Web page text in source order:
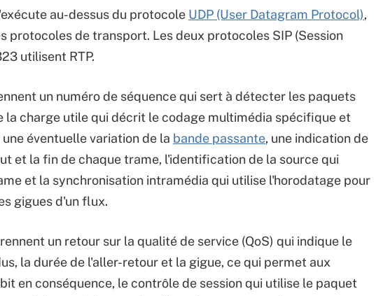
au-dessus du protocole UDP (User Datagram Protocol),
protocoles de transport. Les deux protocoles SIP (Session
utilisent RTP.
un numéro de séquence qui sert à détecter les paquets
la charge utile qui décrit le codage multimédia spécifique et
éventuelle variation de la bande passante, une indication de
et la fin de chaque trame, l'identification de la source qui
et la synchronisation intramédia qui utilise l'horodatage pour
gigues d'un flux.
un retour sur la qualité de service (QoS) qui indique le
la durée de l'aller-retour et la gigue, ce qui permet aux
en conséquence, le contrôle de session qui utilise le paquet